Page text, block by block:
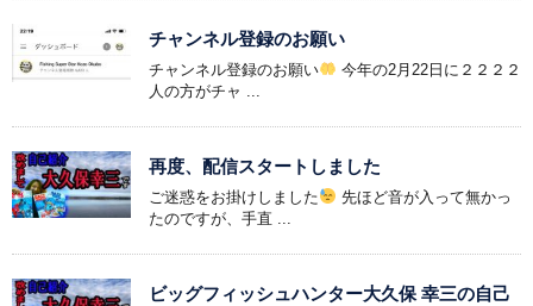
チャンネル登録のお願い
チャンネル登録のお願い
今年の2月22日に２２２２
人の方がチャ ...
再度、配信スタートしました
ご迷惑をお掛けしました
先ほど音が入って無かっ
たのですが、手直 ...
ビッグフィッシュハンター大久保 幸三の自己